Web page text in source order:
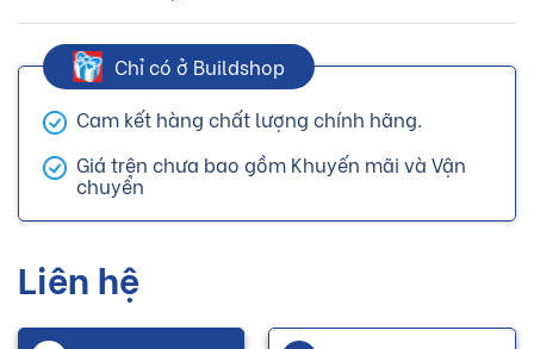
Chỉ có ở Buildshop
Cam kết hàng chất lượng chính hãng.
Giá trên chưa bao gồm Khuyến mãi và Vận
chuyển
Liên hệ